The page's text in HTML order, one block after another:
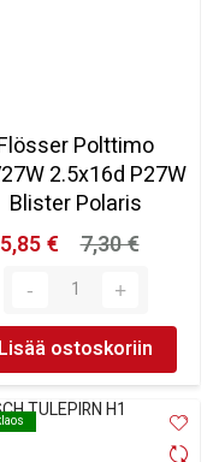
Polttimo
2.5x16d P27W
Blister Polaris
5,85 €
7,30 €
Lisää ostoskoriin